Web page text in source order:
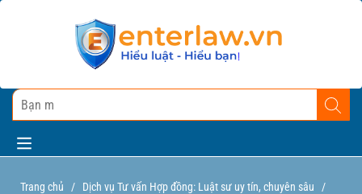
Trang chủ / Dịch vụ Tư vấn Hợp đồng: Luật sư uy tín, chuyên sâu
/